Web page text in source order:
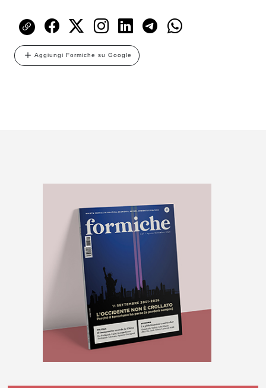
Aggiungi Formiche su Google